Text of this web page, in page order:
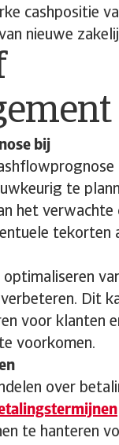
cashpositie
nieuwe
bij
te
het verwachte
tekorten
optimaliseren
Dit
voor klanten
voorkomen.
over
te hanteren